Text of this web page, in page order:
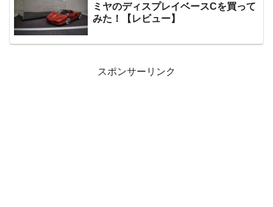
ミヤのディスプレイベースCを買って
みた！【レビュー】
スポンサーリンク